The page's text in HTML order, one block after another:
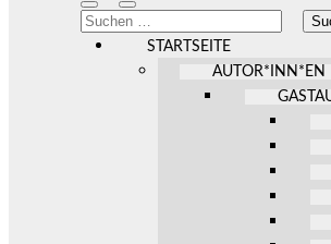
Mobile-
Menü
ein-/ausblenden
Suchfeld
ein-/ausblenden
Suchen
nach:
STARTSEITE
AUTOR*INN*EN